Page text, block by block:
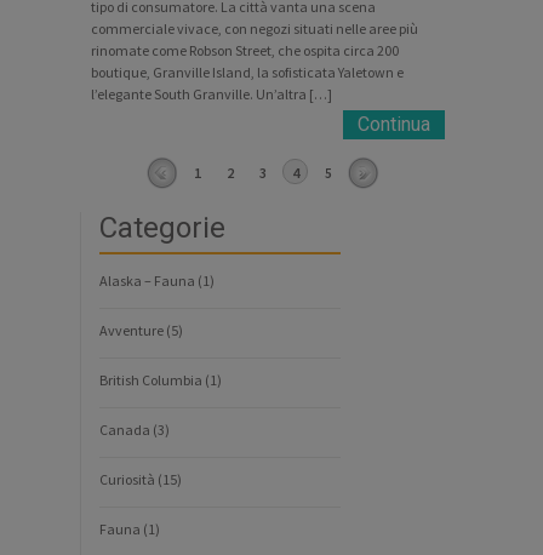
tipo di consumatore. La città vanta una scena
commerciale vivace, con negozi situati nelle aree più
rinomate come Robson Street, che ospita circa 200
boutique, Granville Island, la sofisticata Yaletown e
l’elegante South Granville. Un’altra […]
Continua
1 2 3 4 5
Categorie
Alaska – Fauna (1)
Avventure (5)
British Columbia (1)
Canada (3)
Curiosità (15)
Fauna (1)